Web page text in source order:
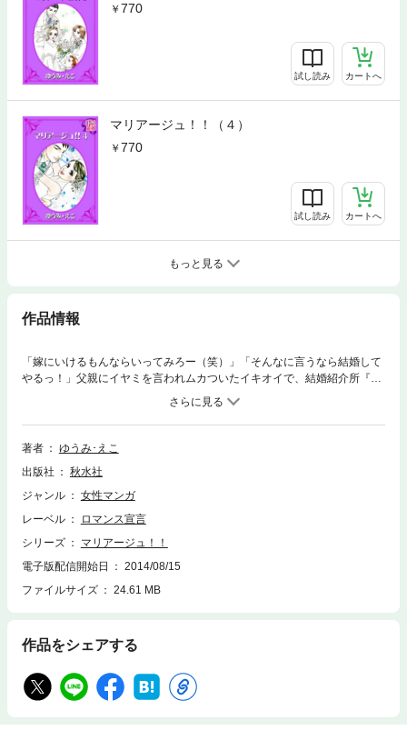
770
試し読み カートへ
マリアージュ！！（４）
770
試し読み カートへ
もっと見る
作品情報
「嫁にいけるもんならいってみろー（笑）」「そんなに言うなら結婚して
やるっ！」父親にイヤミを言われムカついたイキオイで、結婚紹介所『マ
リアージュ』に駆け込んだ35歳・光留（ひかる）。その所長は、なんと中
学時代の同級生・麗子だった。当時は、美人ゆえ他人を見下していた麗子
だったが、彼女も未だ独身！ 本当の理由はそれぞれ違う気がするけど、
自分は別に“結婚できない”わけじゃないって思ってるところは誰でも同じ
刺激を受けることもしばしば。真剣にお相手を見つけるべく、お見合いパ
ーティに参加した。まるで人間回転寿司のように、ぐるぐる男性が回って
著者
ゆうみ･えこ
出版社
秋水社
ジャンル
女性マンガ
レーベル
ロマンス宣言
シリーズ
マリアージュ！！
電子版配信開始日
2014/08/15
ファイルサイズ
24.61 MB
作品をシェアする